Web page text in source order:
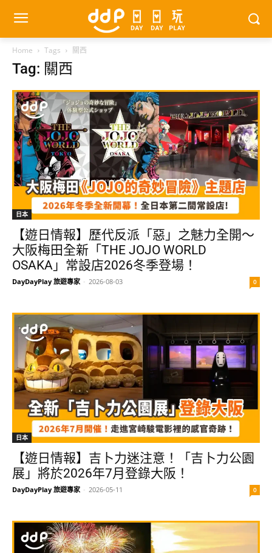
Home Tags 關西
Tag: 關西
日本
【遊日情報】歷代反派「惡」之魅力全開～
大阪梅田全新「THE JOJO WORLD
OSAKA」常設店2026冬季登場！
DayDayPlay 旅遊專家 - 2026-08-03 0
日本
【遊日情報】吉卜力迷注意！「吉卜力公園
展」將於2026年7月登錄大阪！
DayDayPlay 旅遊專家 - 2026-05-11 0